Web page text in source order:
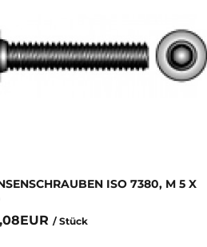
ISO 7380, M 5 X
/ Stück